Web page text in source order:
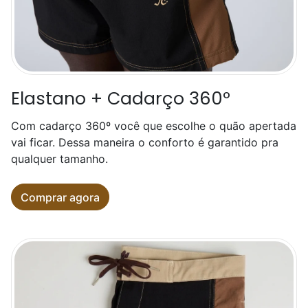
Elastano + Cadarço 360º
Com cadarço 360º você que escolhe o quão apertada
vai ficar. Dessa maneira o conforto é garantido pra
qualquer tamanho.
Comprar agora